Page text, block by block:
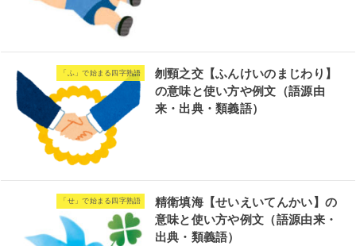
「ふ」で始まる四字熟語
刎頸之交【ふんけいのまじわり】
の意味と使い方や例文（語源由
来・出典・類義語）
「せ」で始まる四字熟語
精衛填海【せいえいてんかい】の
意味と使い方や例文（語源由来・
出典・類義語）